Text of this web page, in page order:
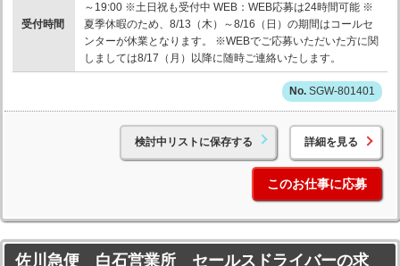
受付時間
～19:00 ※土日祝も受付中 WEB：WEB応募は24時間可能 ※
夏季休暇のため、8/13（木）～8/16（日）の期間はコールセ
ンターが休業となります。 ※WEBでご応募いただいた方に関
しましては8/17（月）以降に随時ご連絡いたします。
SGW-801401
検討中リストに保存する 詳細を見る
このお仕事に応募
佐川急便 白石営業所 セールスドライバーの求